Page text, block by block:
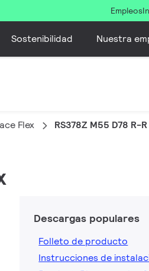
Empleos
Sostenibilidad Nuestra
Flex RS378Z M55 D78 R-R
Descargas populares
Folleto de producto
Instrucciones de